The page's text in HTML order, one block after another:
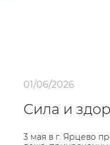
01/06/2026
Сила и
3 мая в г. Ярцево